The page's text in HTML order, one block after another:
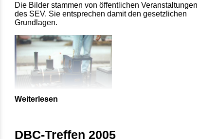
Die Bilder stammen von öffentlichen Veranstaltungen
des SEV. Sie entsprechen damit den gesetzlichen
Grundlagen.
Weiterlesen
DBC-Treffen 2005